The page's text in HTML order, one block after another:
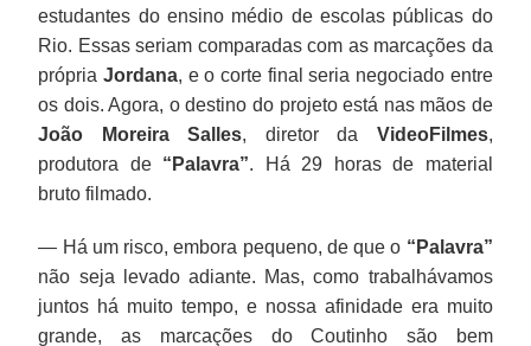
estudantes do ensino médio de escolas públicas do
Rio. Essas seriam comparadas com as marcações da
própriaJordana, e o corte final seria negociado entre
os dois. Agora, o destino do projeto está nas mãos de
João Moreira Salles, diretor da VideoFilmes,
produtora de “Palavra”. Há 29 horas de material
bruto filmado.
— Há um risco, embora pequeno, de que o “Palavra”
não seja levado adiante. Mas, como trabalhávamos
juntos há muito tempo, e nossa afinidade era muito
grande, as marcações do Coutinho são bem